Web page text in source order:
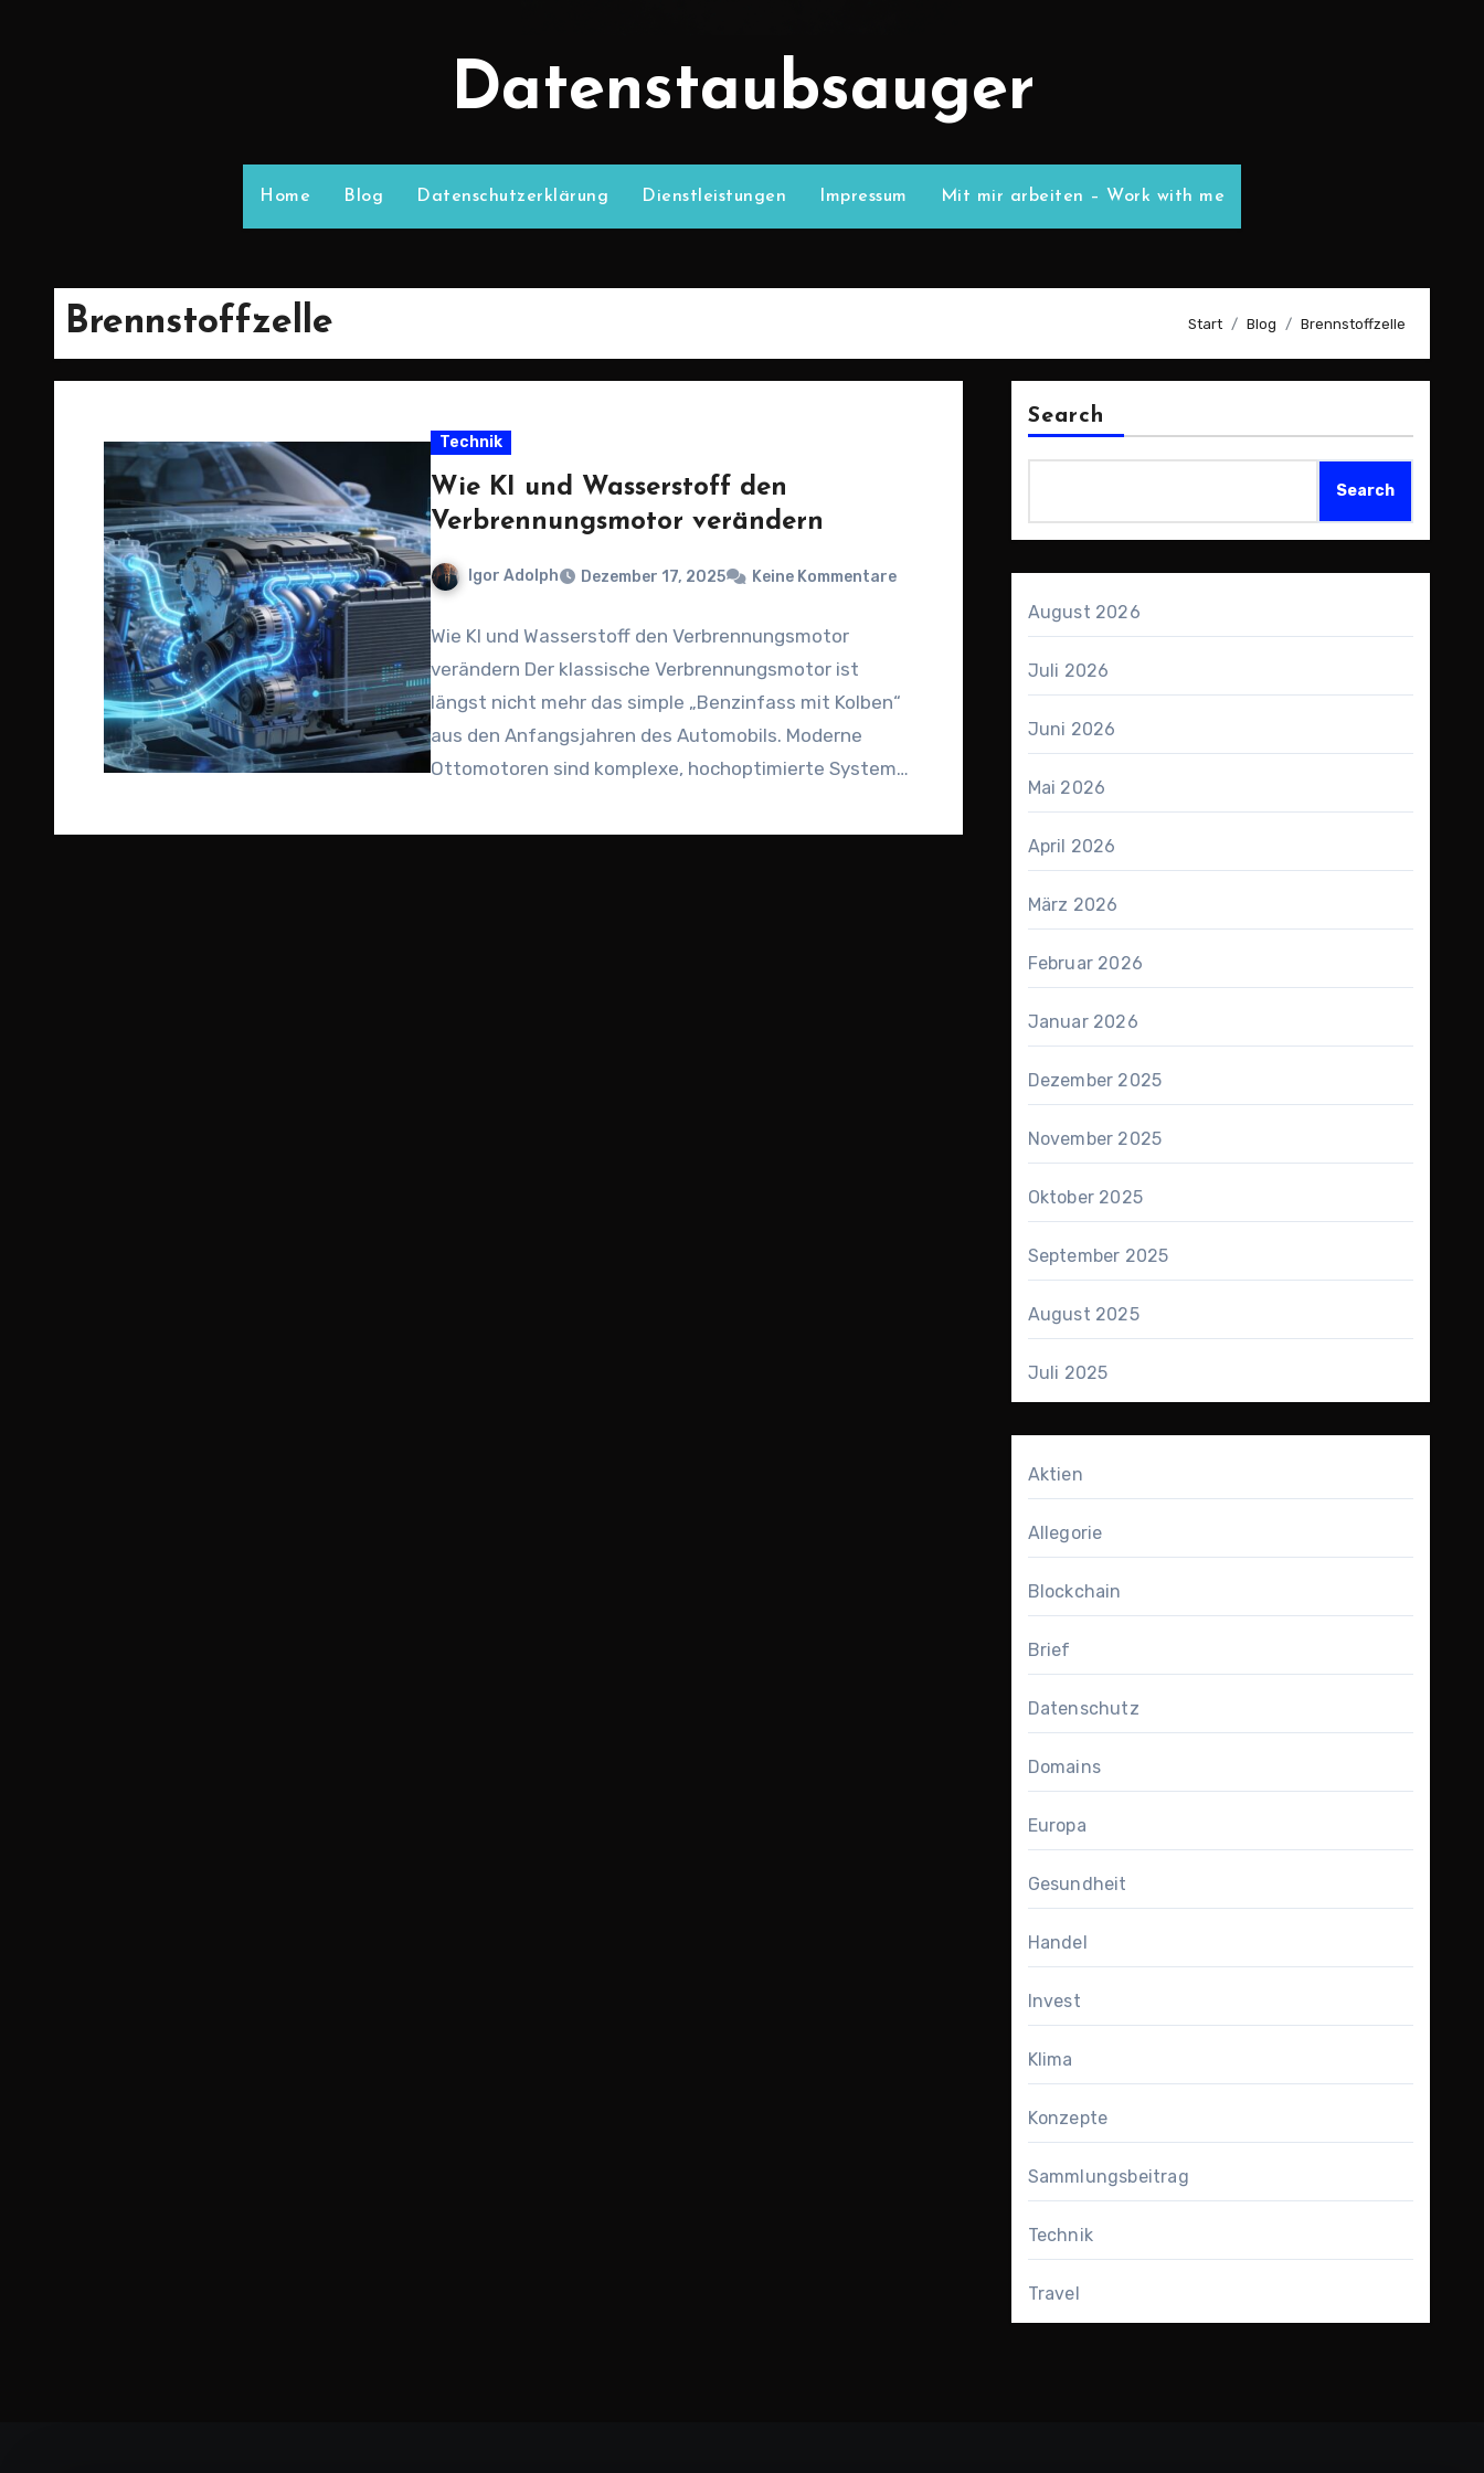
Datenstaubsauger
Home Blog Datenschutzerklärung Dienstleistungen Impressum Mit mir arbeiten – Work with me
Brennstoffzelle Start Blog Brennstoffzelle
Technik
Wie KI und Wasserstoff den
Verbrennungsmotor verändern
Igor Adolph Dezember 17, 2025 Keine Kommentare
Wie KI und Wasserstoff den Verbrennungsmotor
verändern Der klassische Verbrennungsmotor ist
längst nicht mehr das simple „Benzinfass mit Kolben“
aus den Anfangsjahren des Automobils. Moderne
Ottomotoren sind komplexe, hochoptimierte Systeme,
Search
Search
August 2026
Juli 2026
Juni 2026
Mai 2026
April 2026
März 2026
Februar 2026
Januar 2026
Dezember 2025
November 2025
Oktober 2025
September 2025
August 2025
Juli 2025
Aktien
Allegorie
Blockchain
Brief
Datenschutz
Domains
Europa
Gesundheit
Handel
Invest
Klima
Konzepte
Sammlungsbeitrag
Technik
Travel